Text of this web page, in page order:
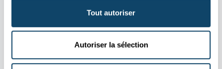
Tout autoriser
Autoriser la sélection
KOMMUNIKATIOUN
Firwat muss een am Fliger de Flugmodus um